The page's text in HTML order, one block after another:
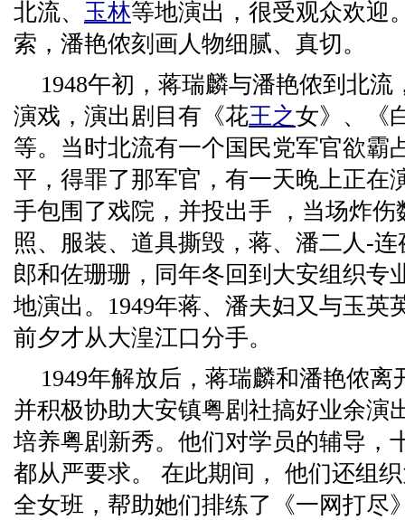
北流、 玉林等地演出，很受观众欢迎
索，潘艳侬刻画人物细腻、真切。
1948午初，蒋瑞麟与潘艳侬到北
演戏，演出剧目有《花王之女》、《
等。当时北流有一个国民党军官欲霸
平，得罪了那军官，有一天晚上正在
手包围了戏院，并投出手 ，当场炸
照、服装、道具撕毁，蒋、潘二人-
郎和佐珊珊，同年冬回到大安组织专
地演出。1949年蒋、潘夫妇又与玉英
前夕才从大湟江口分手。
1949年解放后，蒋瑞麟和潘艳侬
并积极协助大安镇粤剧社搞好业余演
培养粤剧新秀。他们对学员的辅导，
都从严要求。 在此期间， 他们还组
全女班，帮助她们排练了《一网打尽